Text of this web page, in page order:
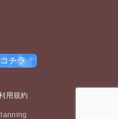
チラ
用規約